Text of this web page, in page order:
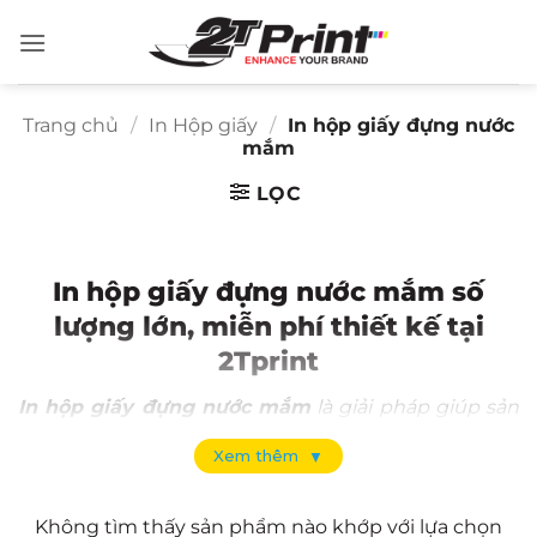
qua
Trang chủ / In Hộp giấy / In hộp giấy đựng nước
mắm
LỌC
In hộp giấy đựng nước mắm số
lượng lớn, miễn phí thiết kế tại
2Tprint
In hộp giấy đựng nước mắm là giải pháp giúp sản
phẩm vừa được bảo vệ an toàn, vừa nâng cao giá trị
và hình ảnh thương hiệu. Một mẫu hộp được thiết
khách hàng, đặc biệt trong các set quà biếu cao cấp.
Xem thêm ▼
Không tìm thấy sản phẩm nào khớp với lựa chọn